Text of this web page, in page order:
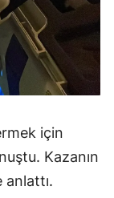
için
Kazanın